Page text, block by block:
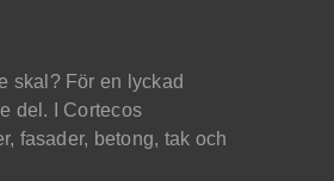
skal? För en lyckad
del. I Cortecos
fasader, betong, tak och